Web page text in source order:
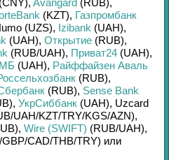
(CNY), Avangard (RUB),
(KZT), Газпромбанк
(UZS), Izibank (UAH),
(UAH), Открытие (RUB),
(RUB/UAH), Приват24 (UAH),
(UAH), Райффайзен Аваль
(RUB),
(RUB), Sense Bank
, УкрСиббанк (UAH), Uzcard
UAH/KZT/TRY/KGS/AZN),
, Wire (SWIFT) (RUB/UAH),
GBP/CAD/THB/TRY) или